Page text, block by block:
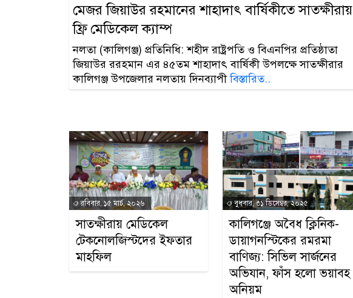
মেজর জিয়াউর রহমানের শাহাদাৎ বার্ষিকীতে সাতক্ষীরায়
ফ্রি মেডিকেল ক্যাম্প
নলতা (কালিগঞ্জ) প্রতিনিধি: শহীদ রাষ্ট্রপতি ও বিএনপির প্রতিষ্ঠাতা
জিয়াউর ররহমান এর ৪৫তম শাহাদাৎ বার্ষিকী উপলক্ষে সাতক্ষীরার
কালিগঞ্জ উপজেলার নলতায় দিনব্যাপীবিস্তারিত..
রবিবার, ১৫ মার্চ, ২০২৬
সাতক্ষীরায় মেডিকেল
টেকনোলজিস্টদের ইফতার
মাহফিল
বুধবার, ৩১ ডিসেম্বর, ২০২৫
কালিগঞ্জে অবৈধ ক্লিনিক-
ডায়াগনস্টিকের রমরমা
বাণিজ্য: সিভিল সার্জনের
অভিযান, ফাঁস হলো ভয়াবহ
অনিয়ম